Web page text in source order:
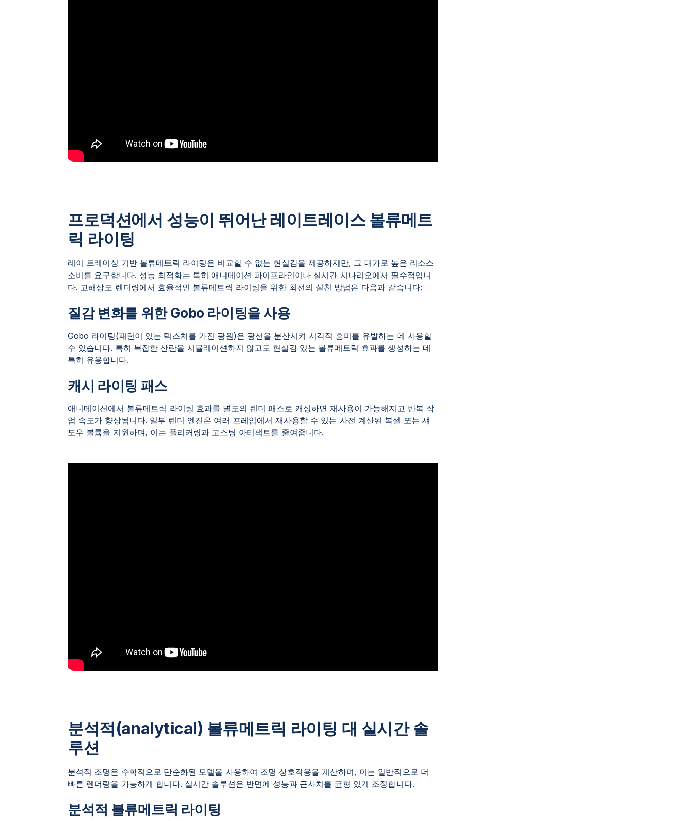
프로덕션에서 성능이 뛰어난 레이트레이스 볼류메트
릭 라이팅
레이 트레이싱 기반 볼류메트릭 라이팅은 비교할 수 없는 현실감을 제공하지만, 그 대가로 높은 리소스
소비를 요구합니다. 성능 최적화는 특히 애니메이션 파이프라인이나 실시간 시나리오에서 필수적입니
다. 고해상도 렌더링에서 효율적인 볼류메트릭 라이팅을 위한 최선의 실천 방법은 다음과 같습니다:
질감 변화를 위한 Gobo 라이팅을 사용
Gobo 라이팅(패턴이 있는 텍스처를 가진 광원)은 광선을 분산시켜 시각적 흥미를 유발하는 데 사용할
수 있습니다. 특히 복잡한 산란을 시뮬레이션하지 않고도 현실감 있는 볼류메트릭 효과를 생성하는 데
특히 유용합니다.
캐시 라이팅 패스
애니메이션에서 볼류메트릭 라이팅 효과를 별도의 렌더 패스로 캐싱하면 재사용이 가능해지고 반복 작
업 속도가 향상됩니다. 일부 렌더 엔진은 여러 프레임에서 재사용할 수 있는 사전 계산된 복셀 또는 섀
도우 볼륨을 지원하며, 이는 플리커링과 고스팅 아티팩트를 줄여줍니다.
분석적(analytical) 볼류메트릭 라이팅 대 실시간 솔
루션
분석적 조명은 수학적으로 단순화된 모델을 사용하여 조명 상호작용을 계산하며, 이는 일반적으로 더
빠른 렌더링을 가능하게 합니다. 실시간 솔루션은 반면에 성능과 근사치를 균형 있게 조정합니다.
분석적 볼류메트릭 라이팅